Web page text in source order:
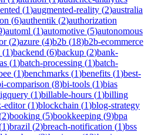
(1)augmented-reality (2)australia
(6)authentik (2)authorization
)automl (1)automotive (5)autonomous
(2)azure (4)b2b (18)b2b-ecommerce
(1)backend (6)backup (2)bank-
(1)batch-processing (1)batch-
(1)benchmarks (1)benefits (1)best-
comparison (8)bi-tools (1)bias
(1)billable-hours (1)billing
editor(1)blockchain (1)blog-strategy
2)booking (5)bookkeeping (9)bpa
1)brazil (2)breach-notification (1)bss